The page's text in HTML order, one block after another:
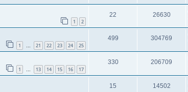
1 2
22 26630
1 … 21 22 23 24 25
499 304769
1 … 13 14 15 16 17
330 206709
15 14502